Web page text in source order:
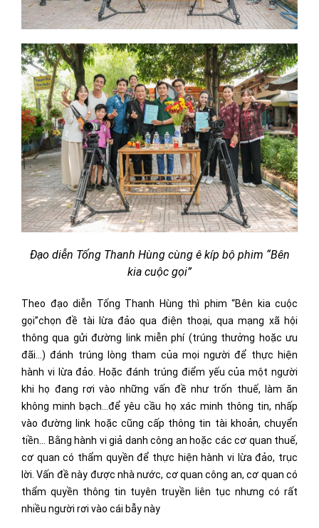
Đạo diễn Tống Thanh Hùng cùng ê kíp bộ phim “Bên
kia cuộc gọi”
Theo đạo diễn Tống Thanh Hùng thì phim “Bên kia cuộc
gọi”chọn đề tài lừa đảo qua điện thoại, qua mạng xã hội
thông qua gửi đường link miễn phí (trúng thưởng hoặc ưu
đãi…) đánh trúng lòng tham của mọi người để thực hiện
hành vi lừa đảo. Hoặc đánh trúng điểm yếu của một người
khi họ đang rơi vào những vấn đề như trốn thuế, làm ăn
không minh bạch…để yêu cầu họ xác minh thông tin, nhấp
vào đường link hoặc cũng cấp thông tin tài khoản, chuyển
tiền… Bằng hành vi giả danh công an hoặc các cơ quan thuế,
cơ quan có thẩm quyền để thực hiện hành vi lừa đảo, trục
lời. Vấn đề này được nhà nước, cơ quan công an, cơ quan có
thẩm quyền thông tin tuyên truyền liên tục nhưng có rất
nhiều người rơi vào cái bẫy này